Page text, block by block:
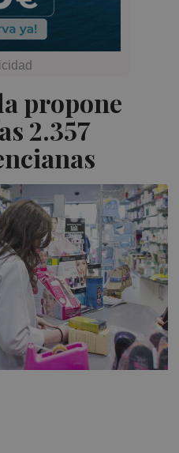
propone
2.357